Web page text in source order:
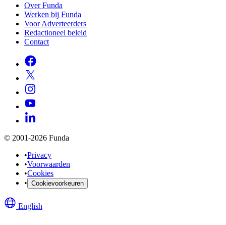
Over Funda
Werken bij Funda
Voor Adverteerders
Redactioneel beleid
Contact
© 2001-2026 Funda
•Privacy
•Voorwaarden
•Cookies
• Cookievoorkeuren
English